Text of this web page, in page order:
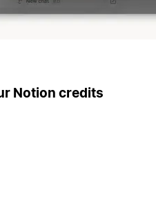
Notion credits